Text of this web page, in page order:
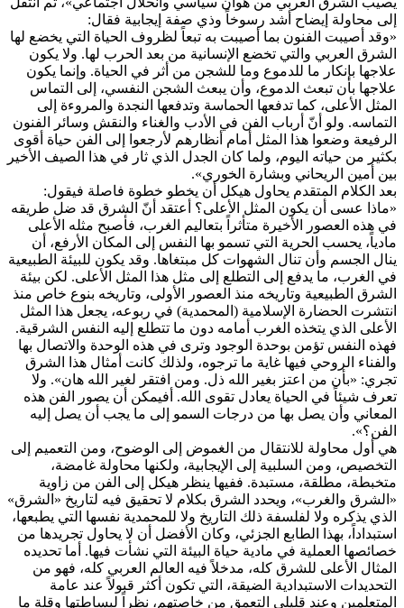
إلى محاولة إيضاح أشد رسوخاً وذي صفة إيجابية فقال:
«وقد أصيبت الفنون بما أصيبت به تبعاً لظروف الحياة التي يخضع لها
الشرق العربي والتي تخضع الإنسانية من بعد الحرب لها. ولا يكون
علاجها بإنكار ما للدموع وما للشجن من أثر في الحياة. وإنما يكون
علاجها بأن تبعث الدموع، وأن يبعث الشجن النفسي، إلى التماس
المثل الأعلى، كما تدفعها الحماسة وتدفعها النجدة والمروءة إلى
التماسه. ولو أنّ أرباب الفن في الأدب والغناء والنقش وسائر الفنون
الرفيعة وضعوا هذا المثل أمام أنظارهم لأرجعوا إلى الفن حياة أقوى
بكثير من حياته اليوم، ولما كان الجدل الذي ثار في هذا الصيف الأخير
بين أمين الريحاني وبشارة الخوري».
بعد الكلام المتقدم يحاول هيكل أن يخطو خطوة فاصلة فيقول:
«ماذا عسى أن يكون المثل الأعلى؟ أعتقد أنّ الشرق قد ضل طريقه
في هذه العصور الأخيرة متأثراً بتعاليم الغرب، فأصبح مثله الأعلى
مادياً، يحسب الحرية التي تسمو بها النفس إلى المكان الأرفع، أن
ينال الجسم وأن تنال الشهوات كل مبتغاها. وقد يكون للبيئة الطبيعية
في الغرب، ما يدفع إلى التطلع إلى مثل هذا المثل الأعلى. لكن بيئة
الشرق الطبيعية وتاريخه منذ العصور الأولى، وتاريخه بنوع خاص منذ
انتشرت الحضارة الإسلامية (المحمدية) في ربوعه، يجعل هذا المثل
الأعلى الذي يتخذه الغرب أمامه دون ما تتطلع إليه النفس الشرقية.
فهذه النفس تؤمن بوحدة الوجود وترى في هذه الوحدة والاتصال بها
والفناء الروحي فيها غاية ما ترجوه، ولذلك كانت أمثال هذا الشرق
تجري: «بأن من اعتز بغير الله ذل. ومن افتقر لغير الله هان». ولا
تعرف شيئاً في الحياة يعادل تقوى الله. أفيمكن أن يصور الفن هذه
المعاني وأن يصل بها من درجات السمو إلى ما يجب أن يصل إليه
الفن؟».
هي أول محاولة للانتقال من الغموض إلى الوضوح، ومن التعميم إلى
التخصيص، ومن السلبية إلى الإيجابية، ولكنها محاولة غامضة،
متخبطة، مطلقة، مستبدة. ففيها ينظر هيكل إلى الفن من زاوية
«الشرق والغرب»، ويحدد الشرق بكلام لا تحقيق فيه لتاريخ «الشرق»
الذي يذكره ولا لفلسفة ذلك التاريخ ولا للمحمدية نفسها التي يطبعها،
استبداداً، بهذا الطابع الجزئي، وكان الأفضل أن لا يحاول تجريدها من
خصائصها العملية في مادية حياة البيئة التي نشأت فيها. أما تحديده
المثال الأعلى للشرق كله، مدخلاً فيه العالم العربي كله، فهو من
التحديدات الاستبدادية الضيقة، التي تكون أكثر قبولاً عند عامة
المتعلمين وعند قليلي التعمق من خاصتهم، نظراً لبساطتها وقلة ما